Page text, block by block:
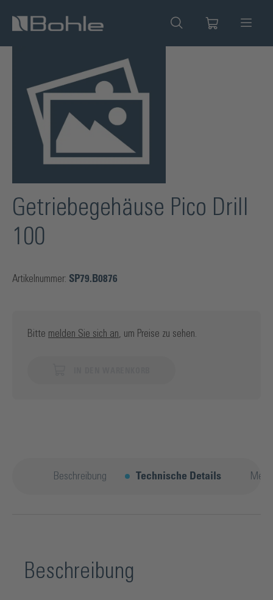
springen
Getriebegehäuse Pico Drill
100
Artikelnummer: SP79.B0876
Bitte melden Sie sich an , um Preise zu sehen.
Beschreibung Technische Details
Beschreibung